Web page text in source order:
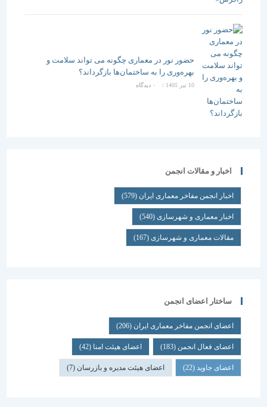
حضور نور در معماری چگونه می تواند سلامت و
بهره‌وری را به ساختمان‌ها بازگرداند؟
/ ۰ دیدگاه
اخبار و مقالات انجمن
اخبار انجمن مفاخر معماری ایران (579)
اخبار معماری و شهرسازی(540)
مقالات معماری و شهرسازی(167)
ساختار اعضای انجمن
اعضای انجمن مفاخر معماری ایران (206)
اعضای فعال انجمن(183) اعضای هیئت امنا(42)
اعضای جاوید(22) اعضای هیئت مدیره و بازرسان(7)